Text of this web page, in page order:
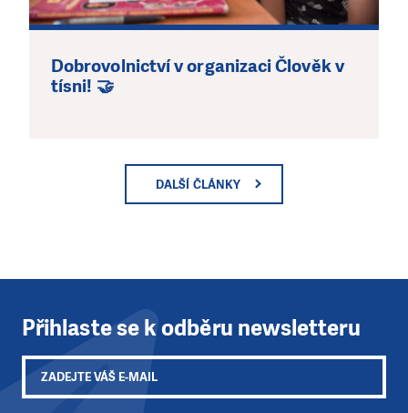
Dobrovolnictví v organizaci Člověk v
tísni! 🤝
DALŠÍ ČLÁNKY
Přihlaste se k odběru newsletteru